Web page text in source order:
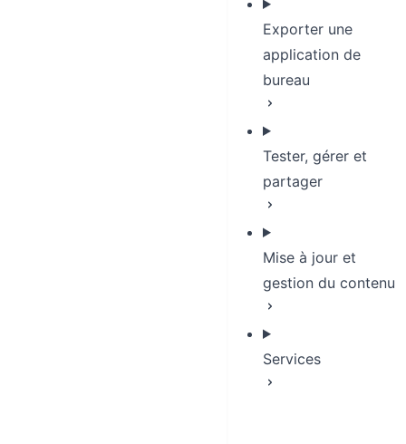
Exporter une
application de
bureau
Tester, gérer et
partager
Mise à jour et
gestion du contenu
Services